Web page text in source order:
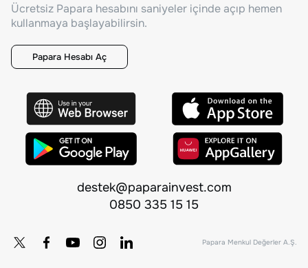
Ücretsiz Papara hesabını saniyeler içinde açıp hemen
kullanmaya başlayabilirsin.
Papara Hesabı Aç
destek@paparainvest.com
0850 335 15 15
Papara Menkul Değerler A.Ş.